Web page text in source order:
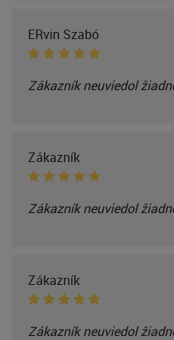
ERvin Szabó
Zákazník neuviedol
Zákazník
Zákazník neuviedol
Zákazník
Zákazník neuviedol